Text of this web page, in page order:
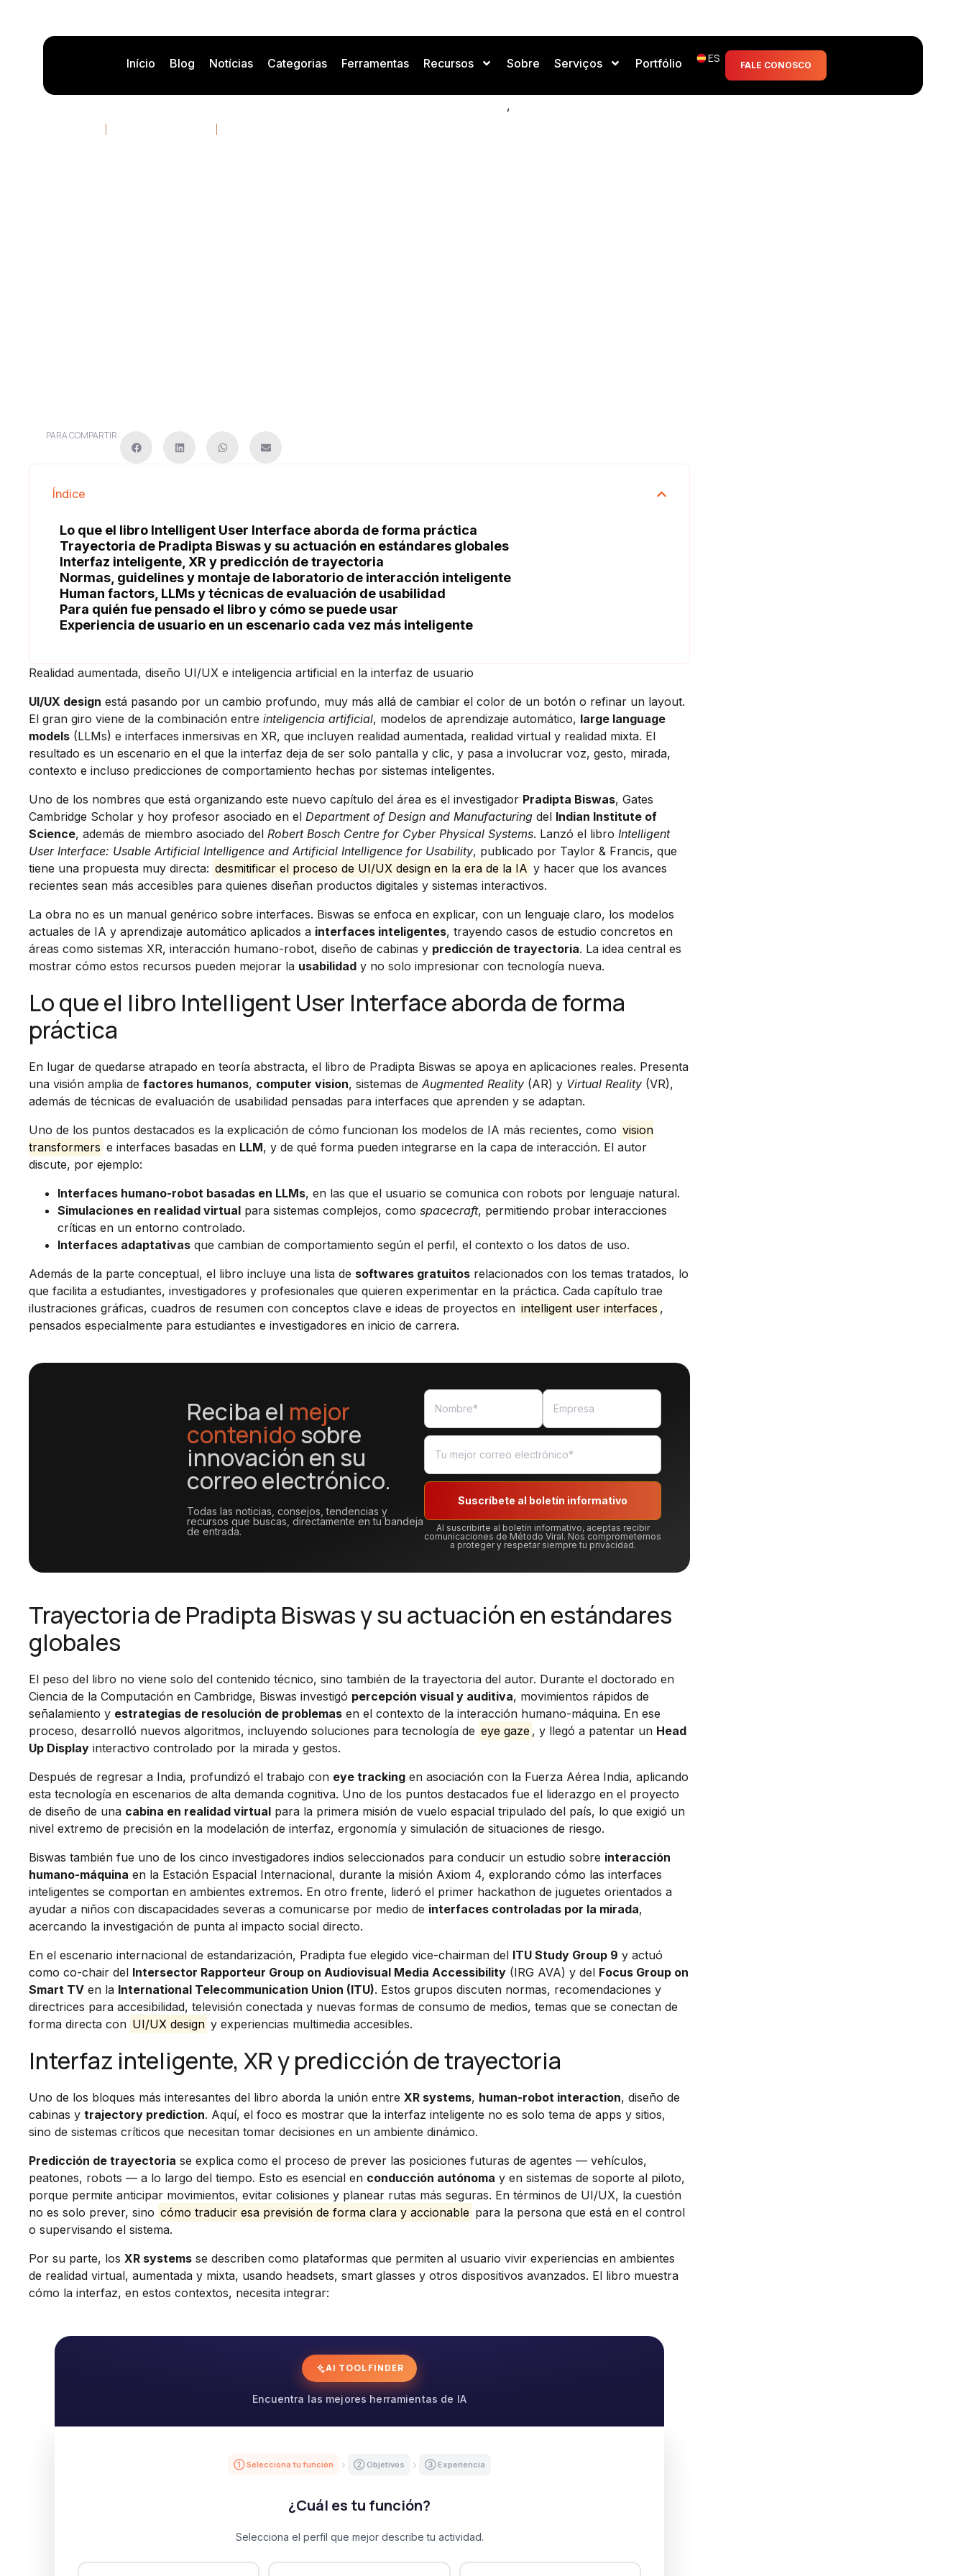
Início Blog Notícias Categorias Ferramentas Recursos Sobre Serviços Portfólio ES
FALE CONOSCO
Realidad aumentada, diseño UI/UX e IA en la interfaz de usuario.
,
PARA COMPARTIR:
Índice
Lo que el libro Intelligent User Interface aborda de forma práctica
Trayectoria de Pradipta Biswas y su actuación en estándares globales
Interfaz inteligente, XR y predicción de trayectoria
Normas, guidelines y montaje de laboratorio de interacción inteligente
Human factors, LLMs y técnicas de evaluación de usabilidad
Para quién fue pensado el libro y cómo se puede usar
Experiencia de usuario en un escenario cada vez más inteligente
Realidad aumentada, diseño UI/UX e inteligencia artificial en la interfaz de usuario
UI/UX design está pasando por un cambio profundo, muy más allá de cambiar el color de un botón o refinar un layout.
El gran giro viene de la combinación entre inteligencia artificial, modelos de aprendizaje automático, large language
models (LLMs) e interfaces inmersivas en XR, que incluyen realidad aumentada, realidad virtual y realidad mixta. El
resultado es un escenario en el que la interfaz deja de ser solo pantalla y clic, y pasa a involucrar voz, gesto, mirada,
contexto e incluso predicciones de comportamiento hechas por sistemas inteligentes.
Uno de los nombres que está organizando este nuevo capítulo del área es el investigador Pradipta Biswas, Gates
Cambridge Scholar y hoy profesor asociado en el Department of Design and Manufacturing del Indian Institute of
Science, además de miembro asociado del Robert Bosch Centre for Cyber Physical Systems. Lanzó el libro Intelligent
User Interface: Usable Artificial Intelligence and Artificial Intelligence for Usability, publicado por Taylor & Francis, que
tiene una propuesta muy directa: desmitificar el proceso de UI/UX design en la era de la IA y hacer que los avances
recientes sean más accesibles para quienes diseñan productos digitales y sistemas interactivos.
La obra no es un manual genérico sobre interfaces. Biswas se enfoca en explicar, con un lenguaje claro, los modelos
actuales de IA y aprendizaje automático aplicados a interfaces inteligentes, trayendo casos de estudio concretos en
áreas como sistemas XR, interacción humano-robot, diseño de cabinas y predicción de trayectoria. La idea central es
mostrar cómo estos recursos pueden mejorar la usabilidad y no solo impresionar con tecnología nueva.
Lo que el libro Intelligent User Interface aborda de forma
práctica
En lugar de quedarse atrapado en teoría abstracta, el libro de Pradipta Biswas se apoya en aplicaciones reales. Presenta
una visión amplia de factores humanos, computer vision, sistemas deAugmented Reality (AR) y Virtual Reality (VR),
además de técnicas de evaluación de usabilidad pensadas para interfaces que aprenden y se adaptan.
Uno de los puntos destacados es la explicación de cómo funcionan los modelos de IA más recientes, como vision
transformers e interfaces basadas en LLM, y de qué forma pueden integrarse en la capa de interacción. El autor
discute, por ejemplo:
Interfaces humano-robot basadas en LLMs, en las que el usuario se comunica con robots por lenguaje natural.
Simulaciones en realidad virtual para sistemas complejos, como spacecraft, permitiendo probar interacciones
críticas en un entorno controlado.
Interfaces adaptativas que cambian de comportamiento según el perfil, el contexto o los datos de uso.
Además de la parte conceptual, el libro incluye una lista de softwares gratuitos relacionados con los temas tratados, lo
que facilita a estudiantes, investigadores y profesionales que quieren experimentar en la práctica. Cada capítulo trae
ilustraciones gráficas, cuadros de resumen con conceptos clave e ideas de proyectos en intelligent user interfaces ,
pensados especialmente para estudiantes e investigadores en inicio de carrera.
Reciba el mejor
contenidosobre
innovación en su
correo electrónico.
Todas las noticias, consejos, tendencias y
recursos que buscas, directamente en tu bandeja
de entrada.
Suscríbete al boletín informativo
Al suscribirte al boletín informativo, aceptas recibir
comunicaciones de Método Viral. Nos comprometemos
a proteger y respetar siempre tu privacidad.
Trayectoria de Pradipta Biswas y su actuación en estándares
globales
El peso del libro no viene solo del contenido técnico, sino también de la trayectoria del autor. Durante el doctorado en
Ciencia de la Computación en Cambridge, Biswas investigó percepción visual y auditiva, movimientos rápidos de
señalamiento y estrategias de resolución de problemas en el contexto de la interacción humano-máquina. En ese
proceso, desarrolló nuevos algoritmos, incluyendo soluciones para tecnología de eye gaze , y llegó a patentar un Head
Up Display interactivo controlado por la mirada y gestos.
Después de regresar a India, profundizó el trabajo con eye tracking en asociación con la Fuerza Aérea India, aplicando
esta tecnología en escenarios de alta demanda cognitiva. Uno de los puntos destacados fue el liderazgo en el proyecto
de diseño de una cabina en realidad virtual para la primera misión de vuelo espacial tripulado del país, lo que exigió un
nivel extremo de precisión en la modelación de interfaz, ergonomía y simulación de situaciones de riesgo.
Biswas también fue uno de los cinco investigadores indios seleccionados para conducir un estudio sobre interacción
humano-máquina en la Estación Espacial Internacional, durante la misión Axiom 4, explorando cómo las interfaces
inteligentes se comportan en ambientes extremos. En otro frente, lideró el primer hackathon de juguetes orientados a
ayudar a niños con discapacidades severas a comunicarse por medio de interfaces controladas por la mirada,
acercando la investigación de punta al impacto social directo.
En el escenario internacional de estandarización, Pradipta fue elegido vice-chairman del ITU Study Group 9 y actuó
como co-chair del Intersector Rapporteur Group on Audiovisual Media Accessibility (IRG AVA) y del Focus Group on
Smart TV en la International Telecommunication Union (ITU). Estos grupos discuten normas, recomendaciones y
directrices para accesibilidad, televisión conectada y nuevas formas de consumo de medios, temas que se conectan de
forma directa con UI/UX design y experiencias multimedia accesibles.
Interfaz inteligente, XR y predicción de trayectoria
Uno de los bloques más interesantes del libro aborda la unión entre XR systems, human-robot interaction, diseño de
cabinas y trajectory prediction. Aquí, el foco es mostrar que la interfaz inteligente no es solo tema de apps y sitios,
sino de sistemas críticos que necesitan tomar decisiones en un ambiente dinámico.
Predicción de trayectoria se explica como el proceso de prever las posiciones futuras de agentes — vehículos,
peatones, robots — a lo largo del tiempo. Esto es esencial en conducción autónoma y en sistemas de soporte al piloto,
porque permite anticipar movimientos, evitar colisiones y planear rutas más seguras. En términos de UI/UX, la cuestión
no es solo prever, sino cómo traducir esa previsión de forma clara y accionable para la persona que está en el control
o supervisando el sistema.
Por su parte, los XR systems se describen como plataformas que permiten al usuario vivir experiencias en ambientes
de realidad virtual, aumentada y mixta, usando headsets, smart glasses y otros dispositivos avanzados. El libro muestra
cómo la interfaz, en estos contextos, necesita integrar:
AI TOOL FINDER
Encuentra las mejores herramientas de IA
① Selecciona tu función ② Objetivos ③ Experiencia
¿Cuál es tu función?
Selecciona el perfil que mejor describe tu actividad.